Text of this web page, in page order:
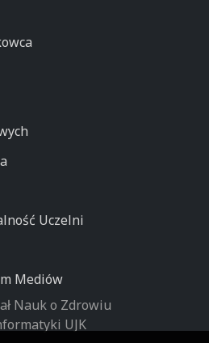
Uczelni
Mediów
Nauk o Zdrowiu
UJK